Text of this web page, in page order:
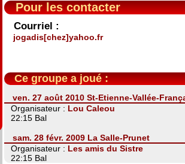
Pour les contacter
Courriel :
jogadis[chez]yahoo.fr
Ce groupe a joué :
ven. 27 août 2010 St-Etienne-Vallée-
Organisateur : Lou Caleou
22:15 Bal
sam. 28 févr. 2009 La Salle-Prunet
Organisateur : Les amis du Sistre
22:15 Bal